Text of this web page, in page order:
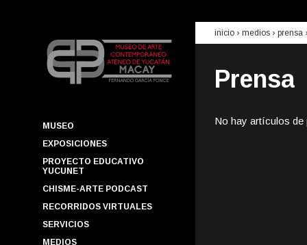
MUSEO
EXPOSICIONES
PROYECTO EDUCATIVO
YUCUNET
CHISME-ARTE PODCAST
RECORRIDOS VIRTUALES
SERVICIOS
MEDIOS
inicio › medios › prensa
Prensa
No hay artículos de